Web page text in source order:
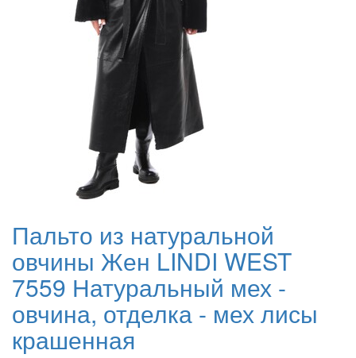
Пальто из натуральной
овчины Жен LINDI WEST
7559 Натуральный мех -
овчина, отделка - мех лисы
крашенная